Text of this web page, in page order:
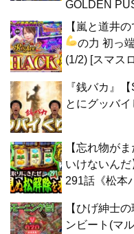
GOLDEN
【嵐と道井
の力 初っ
(1/2) [スマス
『銭バカ』
とにグッバイ
【忘れ物が
いけないんだ
291話《松本
【ひげ紳士
ンビート(マ